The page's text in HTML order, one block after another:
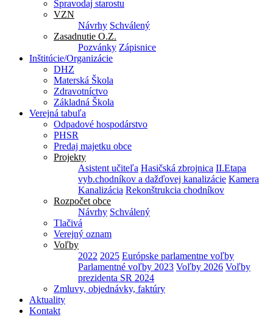
Spravodaj starostu
VZN
Návrhy Schválený
Zasadnutie O.Z.
Pozvánky Zápisnice
Inštitúcie/Organizácie
DHZ
Materská Škola
Zdravotníctvo
Základná Škola
Verejná tabuľa
Odpadové hospodárstvo
PHSR
Predaj majetku obce
Projekty
Asistent učiteľa Hasičská zbrojnica II.Etapa
vyb.chodníkov a dažďovej kanalizácie Kamera
Kanalizácia Rekonštrukcia chodníkov
Rozpočet obce
Návrhy Schválený
Tlačivá
Verejný oznam
Voľby
2022 2025 Európske parlamentne voľby
Parlamentné voľby 2023 Voľby 2026 Voľby
prezidenta SR 2024
Zmluvy, objednávky, faktúry
Aktuality
Kontakt